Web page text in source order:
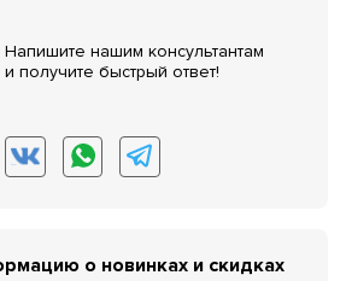
Напишите нашим консультантам
и получите быстрый ответ!
о новинках и скидках